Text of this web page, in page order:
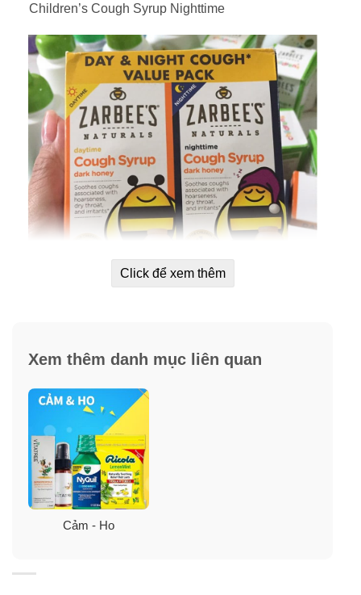
Children’s Cough Syrup Nighttime
Siro ho Zarbee’s Naturals Children’s Cough
Syrup Daytime
Giúp làm dịu cơn ho liên quan đến khàn giọng, khô
họng, viêm rát cổ họng. Dành cho trẻ từ
tuổi.
Công dụng:
Click để xem thêm
Xem thêm danh mục liên quan
Cảm - Ho